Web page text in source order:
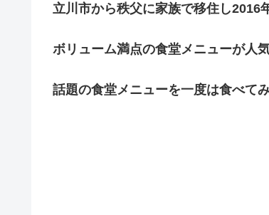
立川市から秩父に家族で移住し2016
ボリューム満点の食堂メニューが人
話題の食堂メニューを一度は食べて